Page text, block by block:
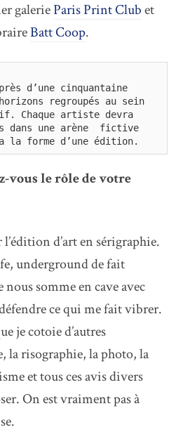
galerieParis Print Clubet
Batt Coop.
d’une cinquantaine
regroupés au sein
Chaque artiste devra
dans une arène  fictive
la forme d’une édition.
vous le rôle de votre
d’art en sérigraphie.
underground de fait
somme en cave avec
ce qui me fait vibrer.
je cotoie d’autres
la risographie, la photo, la
et tous ces avis divers
On est vraiment pas à